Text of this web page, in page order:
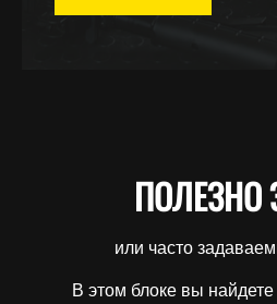
ПОЛЕЗНО
или часто
В этом блоке вы